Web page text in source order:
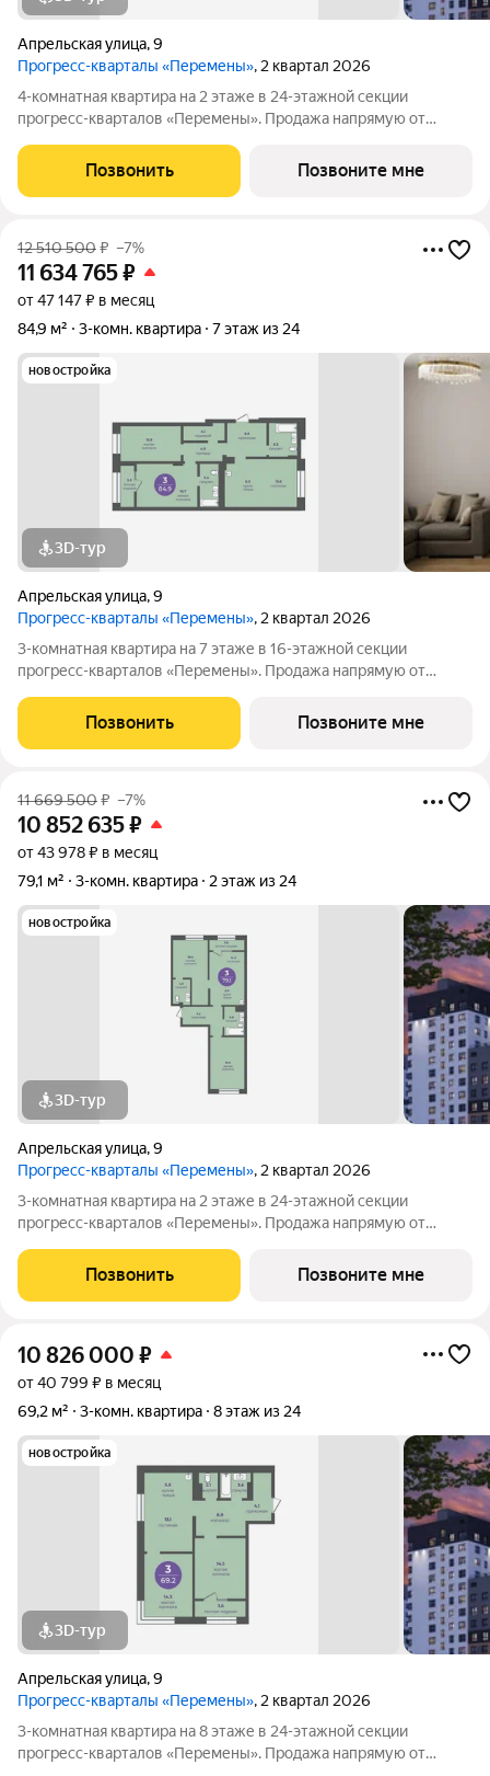
Апрельская улица,9
Прогресс-кварталы «Перемены», 2 квартал 2026
4-комнатная квартира на 2 этаже в 24-этажной секции
прогресс-кварталов «Перемены». Продажа напрямую от
Индивидуальный подбор наиболее выгодного варианта
покупки. Бесплатное сопровождение по
Позвонить Позвоните мне
12 510 500₽ –7%
11 634 765₽
от 47 147 ₽ в месяц
84,9 м²
3-комн. квартира 7 этаж из 24
новостройка
3D-тур
Апрельская улица,9
Прогресс-кварталы «Перемены», 2 квартал 2026
3-комнатная квартира на 7 этаже в 16-этажной секции
прогресс-кварталов «Перемены». Продажа напрямую от
Индивидуальный подбор наиболее выгодного варианта
покупки. Бесплатное сопровождение по
Позвонить Позвоните мне
11 669 500₽ –7%
10 852 635₽
от 43 978 ₽ в месяц
79,1 м²
3-комн. квартира 2 этаж из 24
новостройка
3D-тур
Апрельская улица,9
Прогресс-кварталы «Перемены», 2 квартал 2026
3-комнатная квартира на 2 этаже в 24-этажной секции
прогресс-кварталов «Перемены». Продажа напрямую от
Индивидуальный подбор наиболее выгодного варианта
покупки. Бесплатное сопровождение по
Позвонить Позвоните мне
10 826 000 ₽
от 40 799 ₽ в месяц
69,2 м²
3-комн. квартира 8 этаж из 24
новостройка
3D-тур
Апрельская улица,9
Прогресс-кварталы «Перемены», 2 квартал 2026
3-комнатная квартира на 8 этаже в 24-этажной секции
прогресс-кварталов «Перемены». Продажа напрямую от